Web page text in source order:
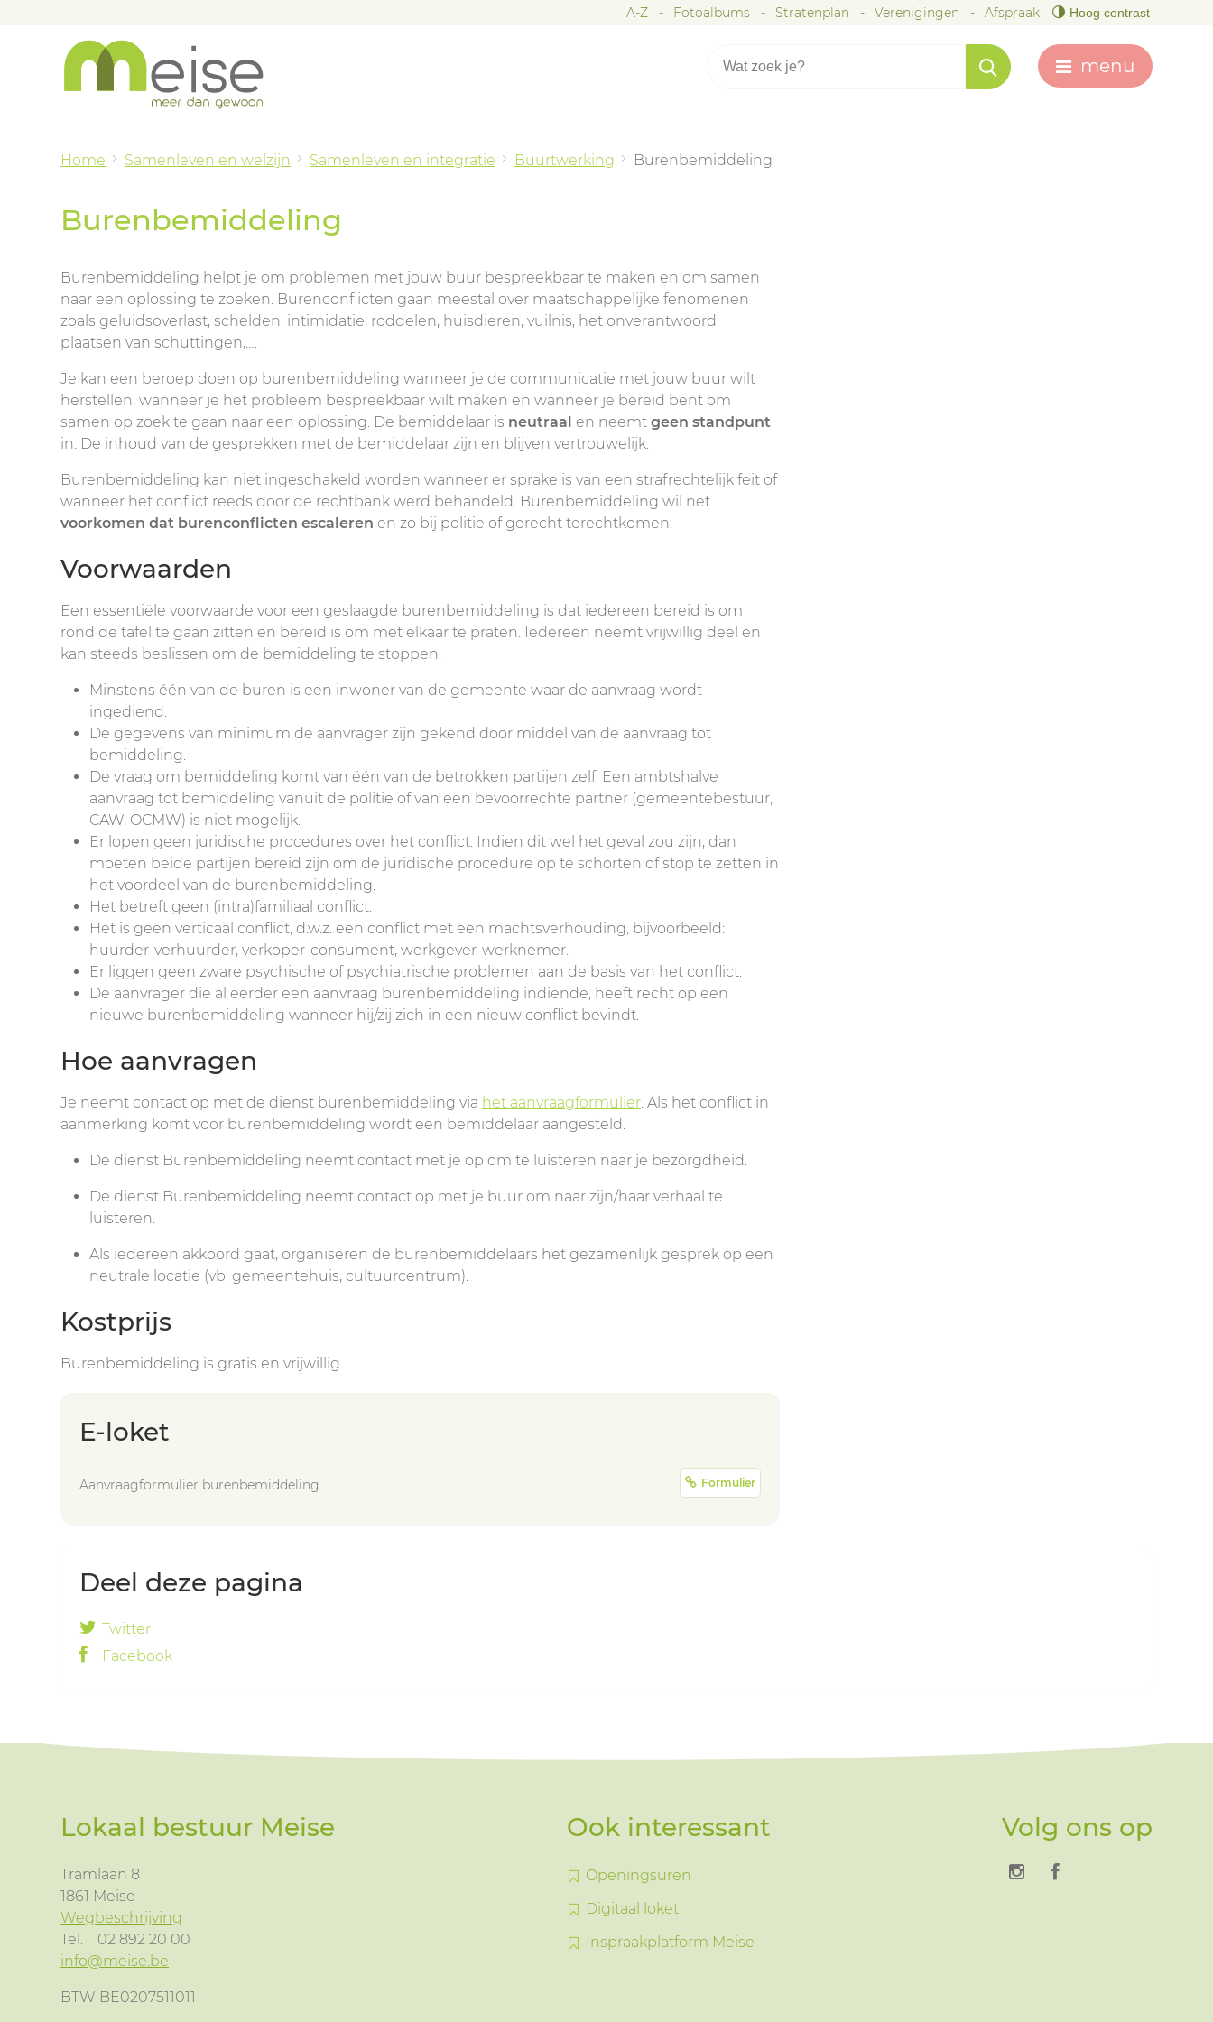
A-Z Fotoalbums Stratenplan Verenigingen Afspraak Hoog contrast
menu
Home Samenleven en welzijn Samenleven en integratie Buurtwerking Burenbemiddeling
Burenbemiddeling
Burenbemiddeling helpt je om problemen met jouw buur bespreekbaar te maken en om samen
naar een oplossing te zoeken. Burenconflicten gaan meestal over maatschappelijke fenomenen
zoals geluidsoverlast, schelden, intimidatie, roddelen, huisdieren, vuilnis, het onverantwoord
plaatsen van schuttingen,….
Je kan een beroep doen op burenbemiddeling wanneer je de communicatie met jouw buur wilt
herstellen, wanneer je het probleem bespreekbaar wilt maken en wanneer je bereid bent om
samen op zoek te gaan naar een oplossing. De bemiddelaar is neutraal en neemt geen standpunt
in. De inhoud van de gesprekken met de bemiddelaar zijn en blijven vertrouwelijk.
Burenbemiddeling kan niet ingeschakeld worden wanneer er sprake is van een strafrechtelijk feit of
wanneer het conflict reeds door de rechtbank werd behandeld. Burenbemiddeling wil net
voorkomen dat burenconflicten escaleren en zo bij politie of gerecht terechtkomen.
Voorwaarden
Een essentiële voorwaarde voor een geslaagde burenbemiddeling is dat iedereen bereid is om
rond de tafel te gaan zitten en bereid is om met elkaar te praten. Iedereen neemt vrijwillig deel en
kan steeds beslissen om de bemiddeling te stoppen.
Minstens één van de buren is een inwoner van de gemeente waar de aanvraag wordt
ingediend.
De gegevens van minimum de aanvrager zijn gekend door middel van de aanvraag tot
bemiddeling.
De vraag om bemiddeling komt van één van de betrokken partijen zelf. Een ambtshalve
aanvraag tot bemiddeling vanuit de politie of van een bevoorrechte partner (gemeentebestuur,
CAW, OCMW) is niet mogelijk.
Er lopen geen juridische procedures over het conflict. Indien dit wel het geval zou zijn, dan
moeten beide partijen bereid zijn om de juridische procedure op te schorten of stop te zetten in
het voordeel van de burenbemiddeling.
Het betreft geen (intra)familiaal conflict.
Het is geen verticaal conflict, d.w.z. een conflict met een machtsverhouding, bijvoorbeeld:
huurder-verhuurder, verkoper-consument, werkgever-werknemer.
Er liggen geen zware psychische of psychiatrische problemen aan de basis van het conflict.
De aanvrager die al eerder een aanvraag burenbemiddeling indiende, heeft recht op een
nieuwe burenbemiddeling wanneer hij/zij zich in een nieuw conflict bevindt.
Hoe aanvragen
Je neemt contact op met de dienst burenbemiddeling via het aanvraagformulier. Als het conflict in
aanmerking komt voor burenbemiddeling wordt een bemiddelaar aangesteld.
De dienst Burenbemiddeling neemt contact met je op om te luisteren naar je bezorgdheid.
De dienst Burenbemiddeling neemt contact op met je buur om naar zijn/haar verhaal te
luisteren.
Als iedereen akkoord gaat, organiseren de burenbemiddelaars het gezamenlijk gesprek op een
neutrale locatie (vb. gemeentehuis, cultuurcentrum).
Kostprijs
Burenbemiddeling is gratis en vrijwillig.
E-loket
Aanvraagformulier burenbemiddeling Formulier
Deel deze pagina
Twitter
Facebook
Lokaal bestuur Meise
Tramlaan 8
1861 Meise
Wegbeschrijving
Tel.
02 892 20 00
info@meise.be
BTW BE0207511011
Ook interessant
Openingsuren
Digitaal loket
Inspraakplatform Meise
Volg ons op